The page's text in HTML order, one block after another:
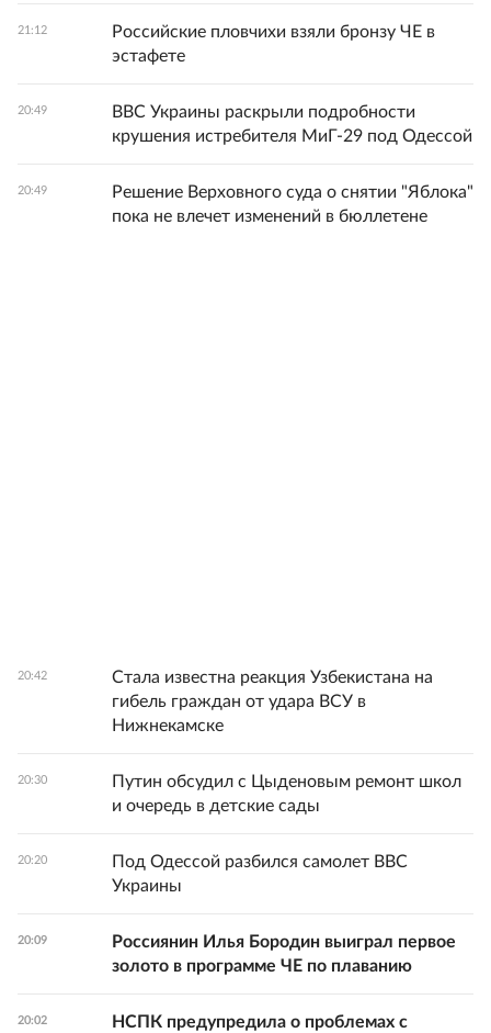
21:12
Российские пловчихи взяли бронзу ЧЕ в
эстафете
20:49
ВВС Украины раскрыли подробности
крушения истребителя МиГ-29 под Одессой
20:49
Решение Верховного суда о снятии "Яблока"
пока не влечет изменений в бюллетене
20:42
Стала известна реакция Узбекистана на
гибель граждан от удара ВСУ в
Нижнекамске
20:30
Путин обсудил с Цыденовым ремонт школ
и очередь в детские сады
20:20
Под Одессой разбился самолет ВВС
Украины
20:09
Россиянин Илья Бородин выиграл первое
золото в программе ЧЕ по плаванию
20:02
НСПК предупредила о проблемах с